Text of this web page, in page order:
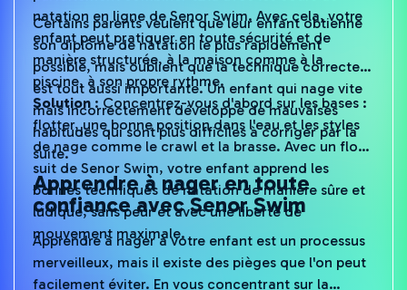
natation en ligne de Senor Swim. Avec cela, votre
enfant peut pratiquer en toute sécurité et de
manière structurée, à la maison comme à la
piscine, à son propre rythme.
Certains parents veulent que leur enfant obtienne
son diplôme de natation le plus rapidement
possible, mais oublient que la technique correcte
est tout aussi importante. Un enfant qui nage vite
mais incorrectement développe de mauvaises
habitudes qui sont plus difficiles à corriger par la
suite.
Solution: Concentrez-vous d'abord sur les bases :
flotter, une bonne position dans l'eau et les styles
de nage comme le crawl et la brasse. Avec un float
suit de Senor Swim, votre enfant apprend les
bonnes techniques de natation de manière sûre et
ludique, sans peur et avec une liberté de
mouvement maximale.
Apprendre à nager en toute
confiance avec Senor Swim
Apprendre à nager à votre enfant est un processus
merveilleux, mais il existe des pièges que l'on peut
facilement éviter. En vous concentrant sur la